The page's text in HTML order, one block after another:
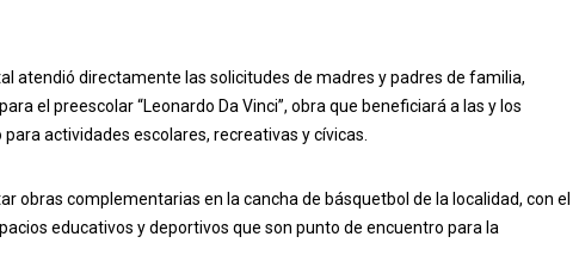
atendió directamente las solicitudes de madres y padres de familia,
el preescolar “Leonardo Da Vinci”, obra que beneficiará a las y los
actividades escolares, recreativas y cívicas.
obras complementarias en la cancha de básquetbol de la localidad, con el
educativos y deportivos que son punto de encuentro para la